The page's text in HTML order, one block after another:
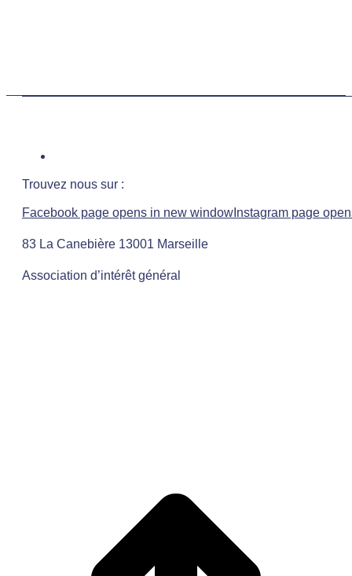
Trouvez nous sur :
Facebook page opens in new window Instagram page
83 La Canebière 13001 Marseille
Association d’intérêt général